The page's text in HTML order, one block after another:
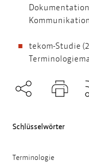
tekom-Studie
Schlüsselwörter
Terminologie